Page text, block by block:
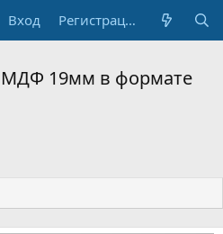
Вход Регистрация
МДФ 19мм в формате